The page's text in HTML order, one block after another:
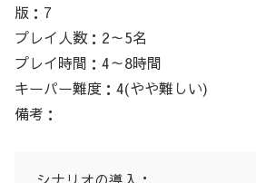
版：7
プレイ人数：2～5名
プレイ時間：4～8時間
キーパー難度：4(やや難しい)
備考：
シナリオの導入：